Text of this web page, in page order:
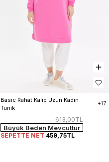
Basic Rahat Kalıp Uzun Kadın
Tunik
+17
613,00TL
Büyük Beden Mevcuttur
SEPETTE NET 459,75TL